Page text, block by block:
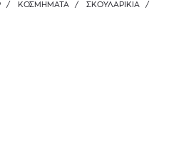
/ ΚΟΣΜΉΜΑΤΑ / ΣΚΟΥΛΑΡΊΚΙΑ
/